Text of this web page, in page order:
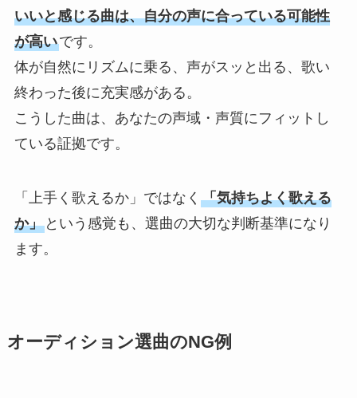
いいと感じる曲は、自分の声に合っている可能性
が高いです。
体が自然にリズムに乗る、声がスッと出る、歌い
終わった後に充実感がある。
こうした曲は、あなたの声域・声質にフィットし
ている証拠です。
「上手く歌えるか」ではなく 「気持ちよく歌える
か」という感覚も、選曲の大切な判断基準になり
ます。
オーディション選曲のNG例